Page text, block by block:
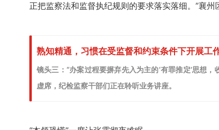
正把监察法和监督执纪规则的要求落实落细。”襄
熟知精通，习惯在受监督和约束条件下开展工
镜头三：“办案过程要摒弃先入为主的‘有罪推定’思想
虚席，纪检监察干部们正在聆听业务讲座。